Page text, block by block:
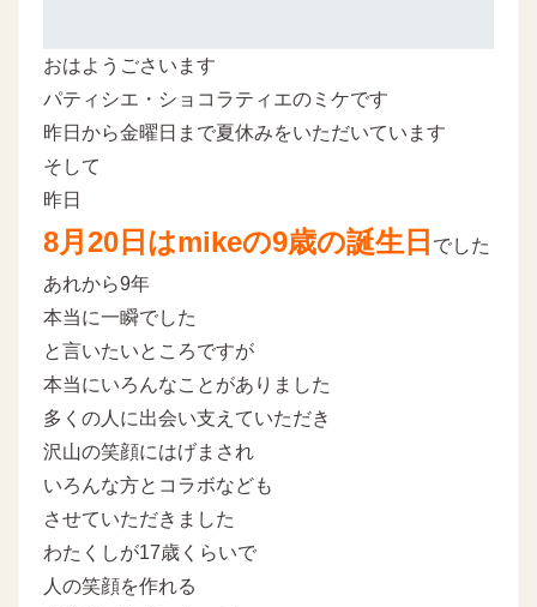
おはようごさいます
パティシエ・ショコラティエのミケです
昨日から金曜日まで夏休みをいただいています
そして
昨日
8月20日はmikeの9歳の誕生日 でした
あれから9年
本当に一瞬でした
と言いたいところですが
本当にいろんなことがありました
多くの人に出会い支えていただき
沢山の笑顔にはげまされ
いろんな方とコラボなども
させていただきました
わたくしが17歳くらいで
人の笑顔を作れる